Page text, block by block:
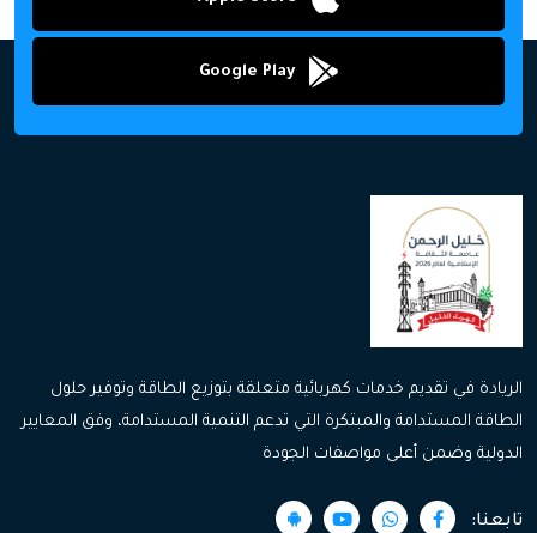
Google Play
الريادة في تقديم خدمات كهربائية متعلقة بتوزيع الطاقة وتوفير حلول
الطاقة المستدامة والمبتكرة التي تدعم التنمية المستدامة، وفق المعايير
الدولية وضمن أعلى مواصفات الجودة
تابعنا: